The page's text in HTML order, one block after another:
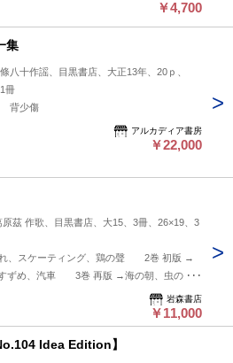
￥4,700
集
八十作謡、目黒書店、大正13年、20ｐ、
冊
背少傷
アルカディア書房
￥22,000
茲 作歌、目黒書店、大15、3冊、26×19、3
、スケーティング、鶏の聲 2巻 初版 →
すずめ、汽車 3巻 再版 →海の朝、虫の
岩森書店
￥11,000
Idea Edition】